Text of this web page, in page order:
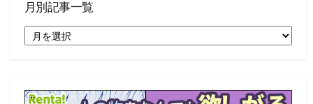
月別記事一覧
別
覧